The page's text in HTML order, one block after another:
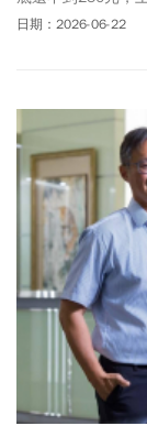
江國中點名，展望
日期：2026-06-22